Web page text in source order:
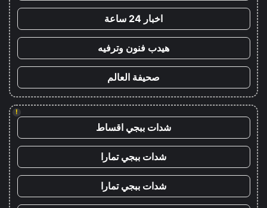
اخبار 24 ساعة
هيدب فنون وترفيه
صحيفة العالم
!
شدات ببجي اقساط
شدات ببجي تمارا
شدات ببجي تمارا